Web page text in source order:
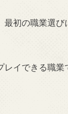
最初の職業選
レイできる職